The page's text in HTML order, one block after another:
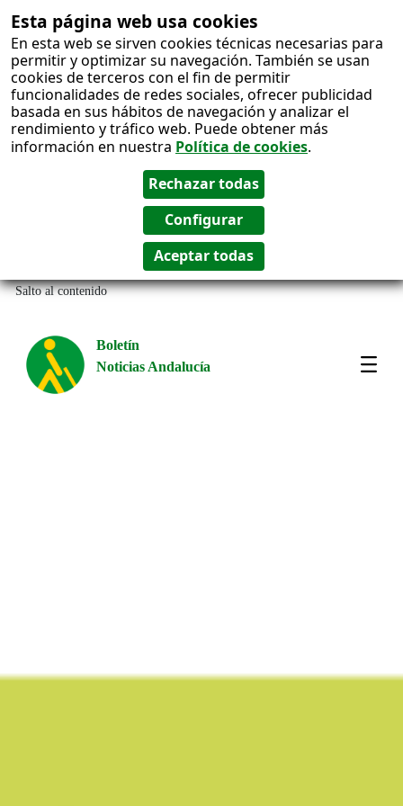
Esta página web usa cookies
En esta web se sirven cookies técnicas necesarias para
permitir y optimizar su navegación. También se usan
cookies de terceros con el fin de permitir
funcionalidades de redes sociales, ofrecer publicidad
basada en sus hábitos de navegación y analizar el
rendimiento y tráfico web. Puede obtener más
información en nuestra Política de cookies.
Salto al contenido
Boletín
Noticias Andalucía